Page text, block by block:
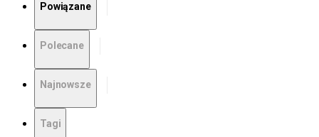
Powiązane
Polecane
Najnowsze
Tagi